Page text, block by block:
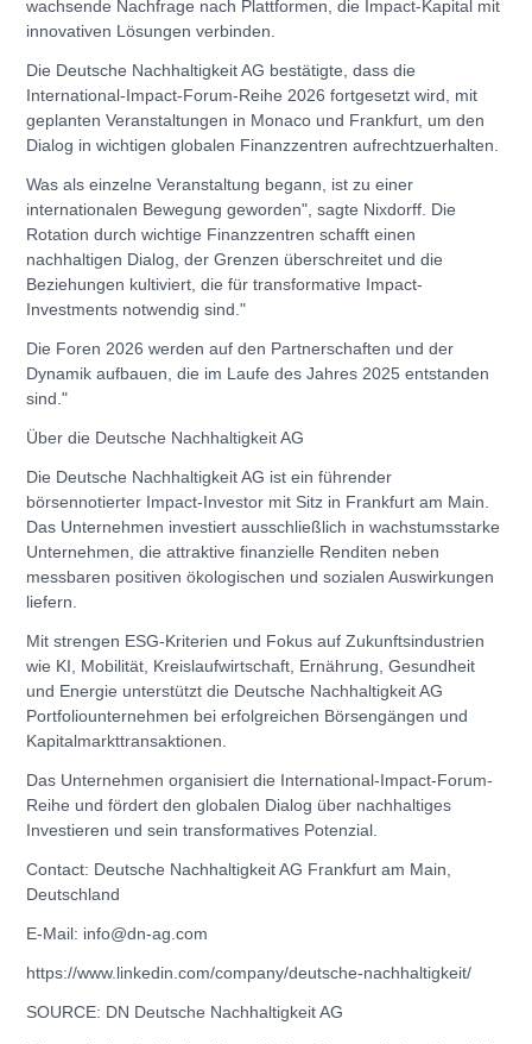
wachsende Nachfrage nach Plattformen, die Impact-Kapital mit
innovativen Lösungen verbinden.
Die Deutsche Nachhaltigkeit AG bestätigte, dass die
International-Impact-Forum-Reihe 2026 fortgesetzt wird, mit
geplanten Veranstaltungen in Monaco und Frankfurt, um den
Dialog in wichtigen globalen Finanzzentren aufrechtzuerhalten.
Was als einzelne Veranstaltung begann, ist zu einer
internationalen Bewegung geworden", sagte Nixdorff. Die
Rotation durch wichtige Finanzzentren schafft einen
nachhaltigen Dialog, der Grenzen überschreitet und die
Beziehungen kultiviert, die für transformative Impact-
Investments notwendig sind."
Die Foren 2026 werden auf den Partnerschaften und der
Dynamik aufbauen, die im Laufe des Jahres 2025 entstanden
sind."
Über die Deutsche Nachhaltigkeit AG
Die Deutsche Nachhaltigkeit AG ist ein führender
börsennotierter Impact-Investor mit Sitz in Frankfurt am Main.
Das Unternehmen investiert ausschließlich in wachstumsstarke
Unternehmen, die attraktive finanzielle Renditen neben
messbaren positiven ökologischen und sozialen Auswirkungen
liefern.
Mit strengen ESG-Kriterien und Fokus auf Zukunftsindustrien
wie KI, Mobilität, Kreislaufwirtschaft, Ernährung, Gesundheit
und Energie unterstützt die Deutsche Nachhaltigkeit AG
Portfoliounternehmen bei erfolgreichen Börsengängen und
Kapitalmarkttransaktionen.
Das Unternehmen organisiert die International-Impact-Forum-
Reihe und fördert den globalen Dialog über nachhaltiges
Investieren und sein transformatives Potenzial.
Contact: Deutsche Nachhaltigkeit AG Frankfurt am Main,
Deutschland
E-Mail: info@dn-ag.com
https://www.linkedin.com/company/deutsche-nachhaltigkeit/
SOURCE: DN Deutsche Nachhaltigkeit AG